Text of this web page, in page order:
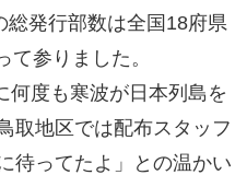
総発行部数は全国18府県
参りました。
何度も寒波が日本列島を
取地区では配布スタッフ
待ってたよ」との温かい